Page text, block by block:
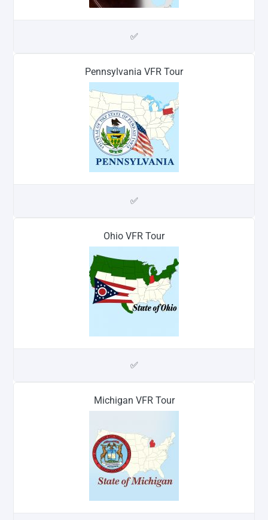
✅
Pennsylvania VFR Tour
✅
Ohio VFR Tour
✅
Michigan VFR Tour